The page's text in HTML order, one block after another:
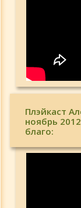
Плэйкаст
ноябрь
благо: